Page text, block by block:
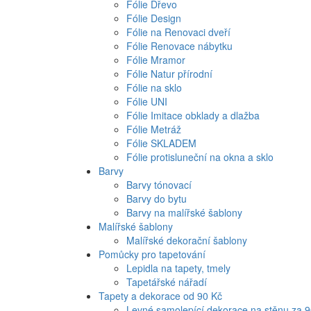
Fólie Dřevo
Fólie Design
Fólie na Renovaci dveří
Fólie Renovace nábytku
Fólie Mramor
Fólie Natur přírodní
Fólie na sklo
Fólie UNI
Fólie Imitace obklady a dlažba
Fólie Metráž
Fólie SKLADEM
Fólie protisluneční na okna a sklo
Barvy
Barvy tónovací
Barvy do bytu
Barvy na malířské šablony
Malířské šablony
Malířské dekorační šablony
Pomůcky pro tapetování
Lepidla na tapety, tmely
Tapetářské nářadí
Tapety a dekorace od 90 Kč